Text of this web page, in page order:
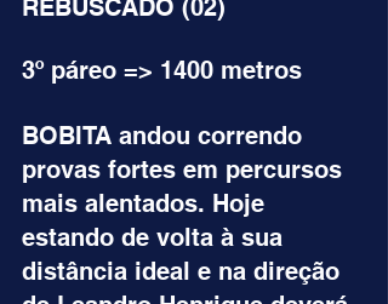
REBUSCADO (02)
3º páreo => 1400 metros
BOBITA andou correndo
provas fortes em percursos
mais alentados. Hoje
estando de volta à sua
distância ideal e na direção